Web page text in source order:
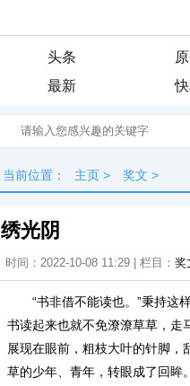
头条
最新
当前位置： 主页 > 奖文 >
绣光阴
时间：2022-10-08 11:29 | 栏目： 奖
“书非借不能读也。”秉持这
书读起来也就不免潦潦草草，走
展现在眼前，粗枝大叶的针脚
草的少年、青年，转眼成了回眸。